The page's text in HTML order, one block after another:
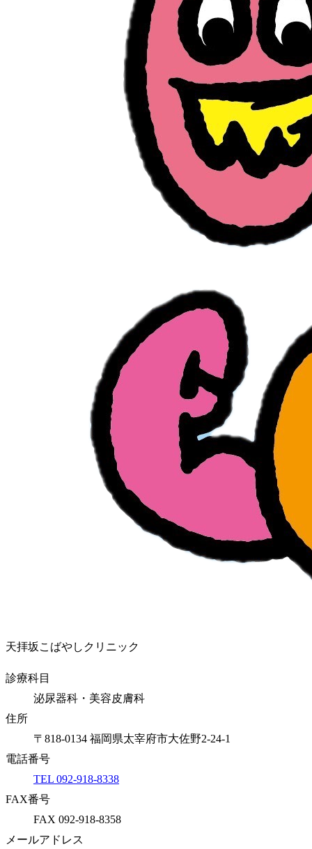
天拝坂こばやしクリニック
診療科目
泌尿器科・美容皮膚科
住所
〒818-0134 福岡県太宰府市大佐野2-24-1
電話番号
TEL 092-918-8338
FAX番号
FAX 092-918-8358
メールアドレス